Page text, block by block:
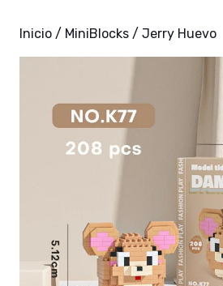
Inicio / MiniBlocks / Jerry Huevo